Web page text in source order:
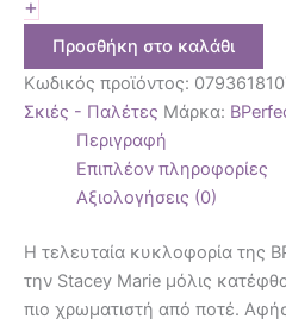
+
Προσθήκη στο καλάθι
Κωδικός προϊόντος:
Σκιές - Παλέτες Μάρκα:
Περιγραφή
Επιπλέον πληροφορίες
Αξιολογήσεις (0)
Η τελευταία κυκλοφορία της
την Stacey Marie μόλις
πιο χρωματιστή από ποτέ.